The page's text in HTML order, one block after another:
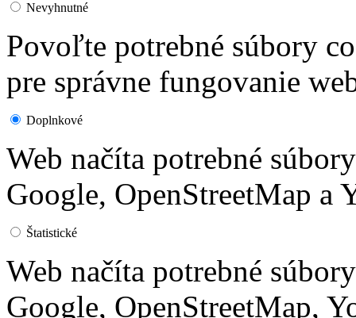
Nevyhnutné
Povoľte potrebné súbory
pre správne fungovanie
Doplnkové
Web načíta potrebné
Google, OpenStreetMap a
Štatistické
Web načíta potrebné
Google, OpenStreetMap,